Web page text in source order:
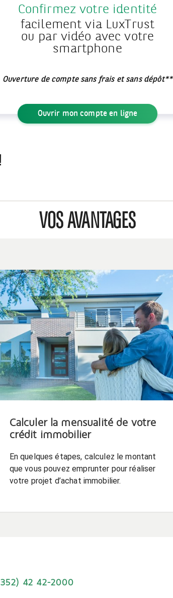
Confirmez votre identité
facilement via LuxTrust
ou par vidéo avec votre
smartphone
Ouverture de compte sans frais et sans dépôt**
Ouvrir mon compte en ligne
VOS AVANTAGES
Calculer la mensualité de votre
crédit immobilier
En quelques étapes, calculez le montant
que vous pouvez emprunter pour réaliser
votre projet d’achat immobilier.
42 42-2000